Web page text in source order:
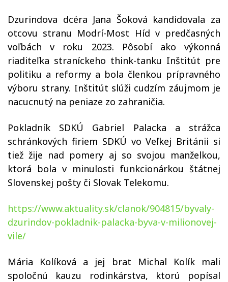
Dzurindova dcéra Jana Šoková kandidovala za
otcovu stranu Modrí-Most Híd v predčasných
voľbách v roku 2023. Pôsobí ako výkonná
riaditeľka straníckeho think-tanku Inštitút pre
politiku a reformy a bola členkou prípravného
výboru strany. Inštitút slúži cudzím záujmom je
nacucnutý na peniaze zo zahraničia.
Pokladník SDKÚ Gabriel Palacka a strážca
schránkových firiem SDKÚ vo Veľkej Británii si
tiež žije nad pomery aj so svojou manželkou,
ktorá bola v minulosti funkcionárkou štátnej
Slovenskej pošty či Slovak Telekomu.
https://www.aktuality.sk/clanok/904815/byvaly-
dzurindov-pokladnik-palacka-byva-v-milionovej-
vile/
Mária Kolíková a jej brat Michal Kolík mali
spoločnú kauzu rodinkárstva, ktorú popísal